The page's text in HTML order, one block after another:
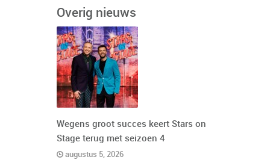
Overig nieuws
Wegens groot succes keert Stars on
Stage terug met seizoen 4
augustus 5, 2026